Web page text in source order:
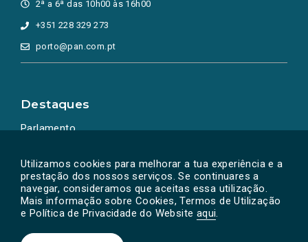
Utilizamos cookies para melhorar a tua experiência e a
prestação dos nossos serviços. Se continuares a
navegar, consideramos que aceitas essa utilização.
Mais informação sobre Cookies, Termos de Utilização
e Política de Privacidade do Website aqui.
2ª a 6ª das 10h00 às 16h00
+351 228 329 273
porto@pan.com.pt
Destaques
Parlamento